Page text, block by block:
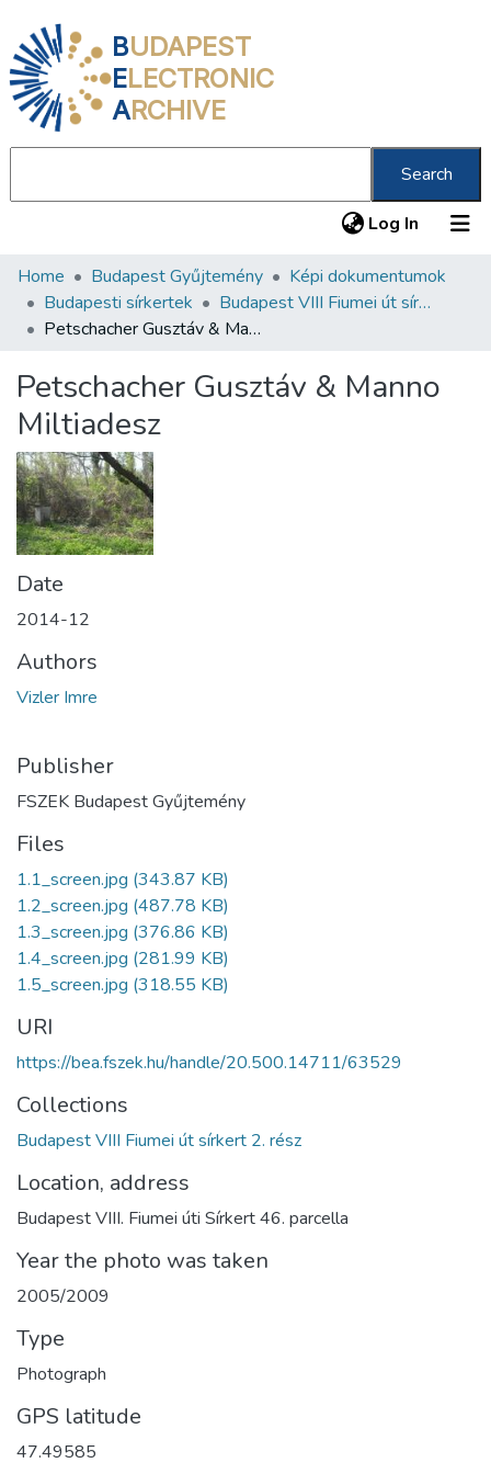
BUDAPEST
ELECTRONIC
ARCHIVE
Search
Log In (current)
Communities & Collections
All of DSpace
About us
Home Budapest Gyűjtemény
Képi dokumentumok
Budapesti sírkertek
Budapest VIII Fiumei út sírkert 2. rész
Petschacher Gusztáv & Manno Miltiadesz
Petschacher Gusztáv & Manno
Miltiadesz
Date
2014-12
Authors
Vizler Imre
Publisher
FSZEK Budapest Gyűjtemény
Files
1.1_screen.jpg (343.87 KB)
1.2_screen.jpg (487.78 KB)
1.3_screen.jpg (376.86 KB)
1.4_screen.jpg (281.99 KB)
1.5_screen.jpg (318.55 KB)
URI
https://bea.fszek.hu/handle/20.500.14711/63529
Collections
Budapest VIII Fiumei út sírkert 2. rész
Location, address
Budapest VIII. Fiumei úti Sírkert 46. parcella
Year the photo was taken
2005/2009
Type
Photograph
GPS latitude
47.49585